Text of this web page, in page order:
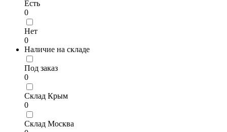
Есть
0
Нет
0
Наличие на складе
Под заказ
0
Склад Крым
0
Склад Москва